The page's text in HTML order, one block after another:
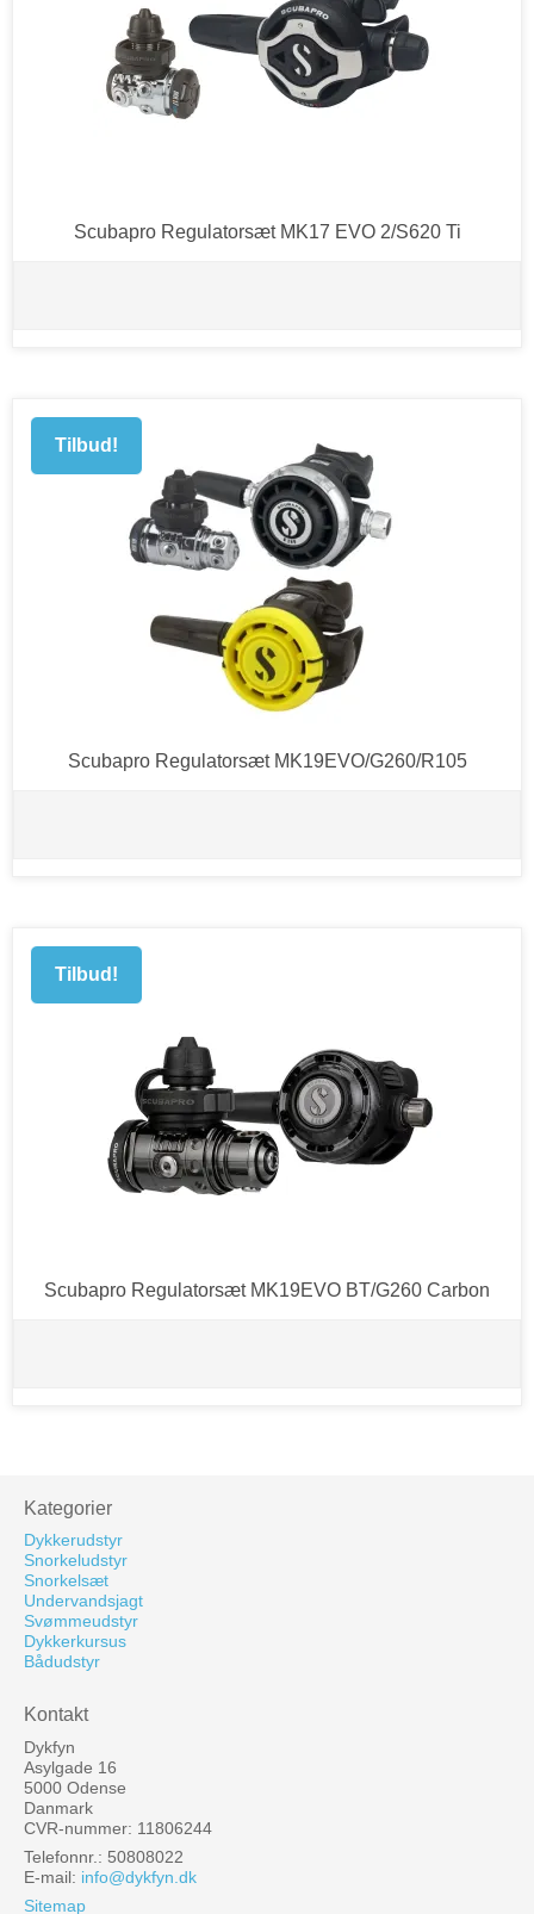
Scubapro Regulatorsæt MK17 EVO 2/S620 Ti
Tilbud!
Scubapro Regulatorsæt MK19EVO/G260/R105
Tilbud!
Scubapro Regulatorsæt MK19EVO BT/G260 Carbon
Kategorier
Dykkerudstyr
Snorkeludstyr
Snorkelsæt
Undervandsjagt
Svømmeudstyr
Dykkerkursus
Bådudstyr
Kontakt
Dykfyn
Asylgade 16
5000 Odense
Danmark
CVR-nummer: 11806244
Telefonnr.: 50808022
E-mail: info@dykfyn.dk
Sitemap